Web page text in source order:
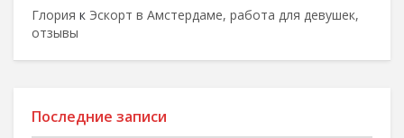
Глория к Эскорт в Амстердаме, работа для девушек,
отзывы
Последние записи